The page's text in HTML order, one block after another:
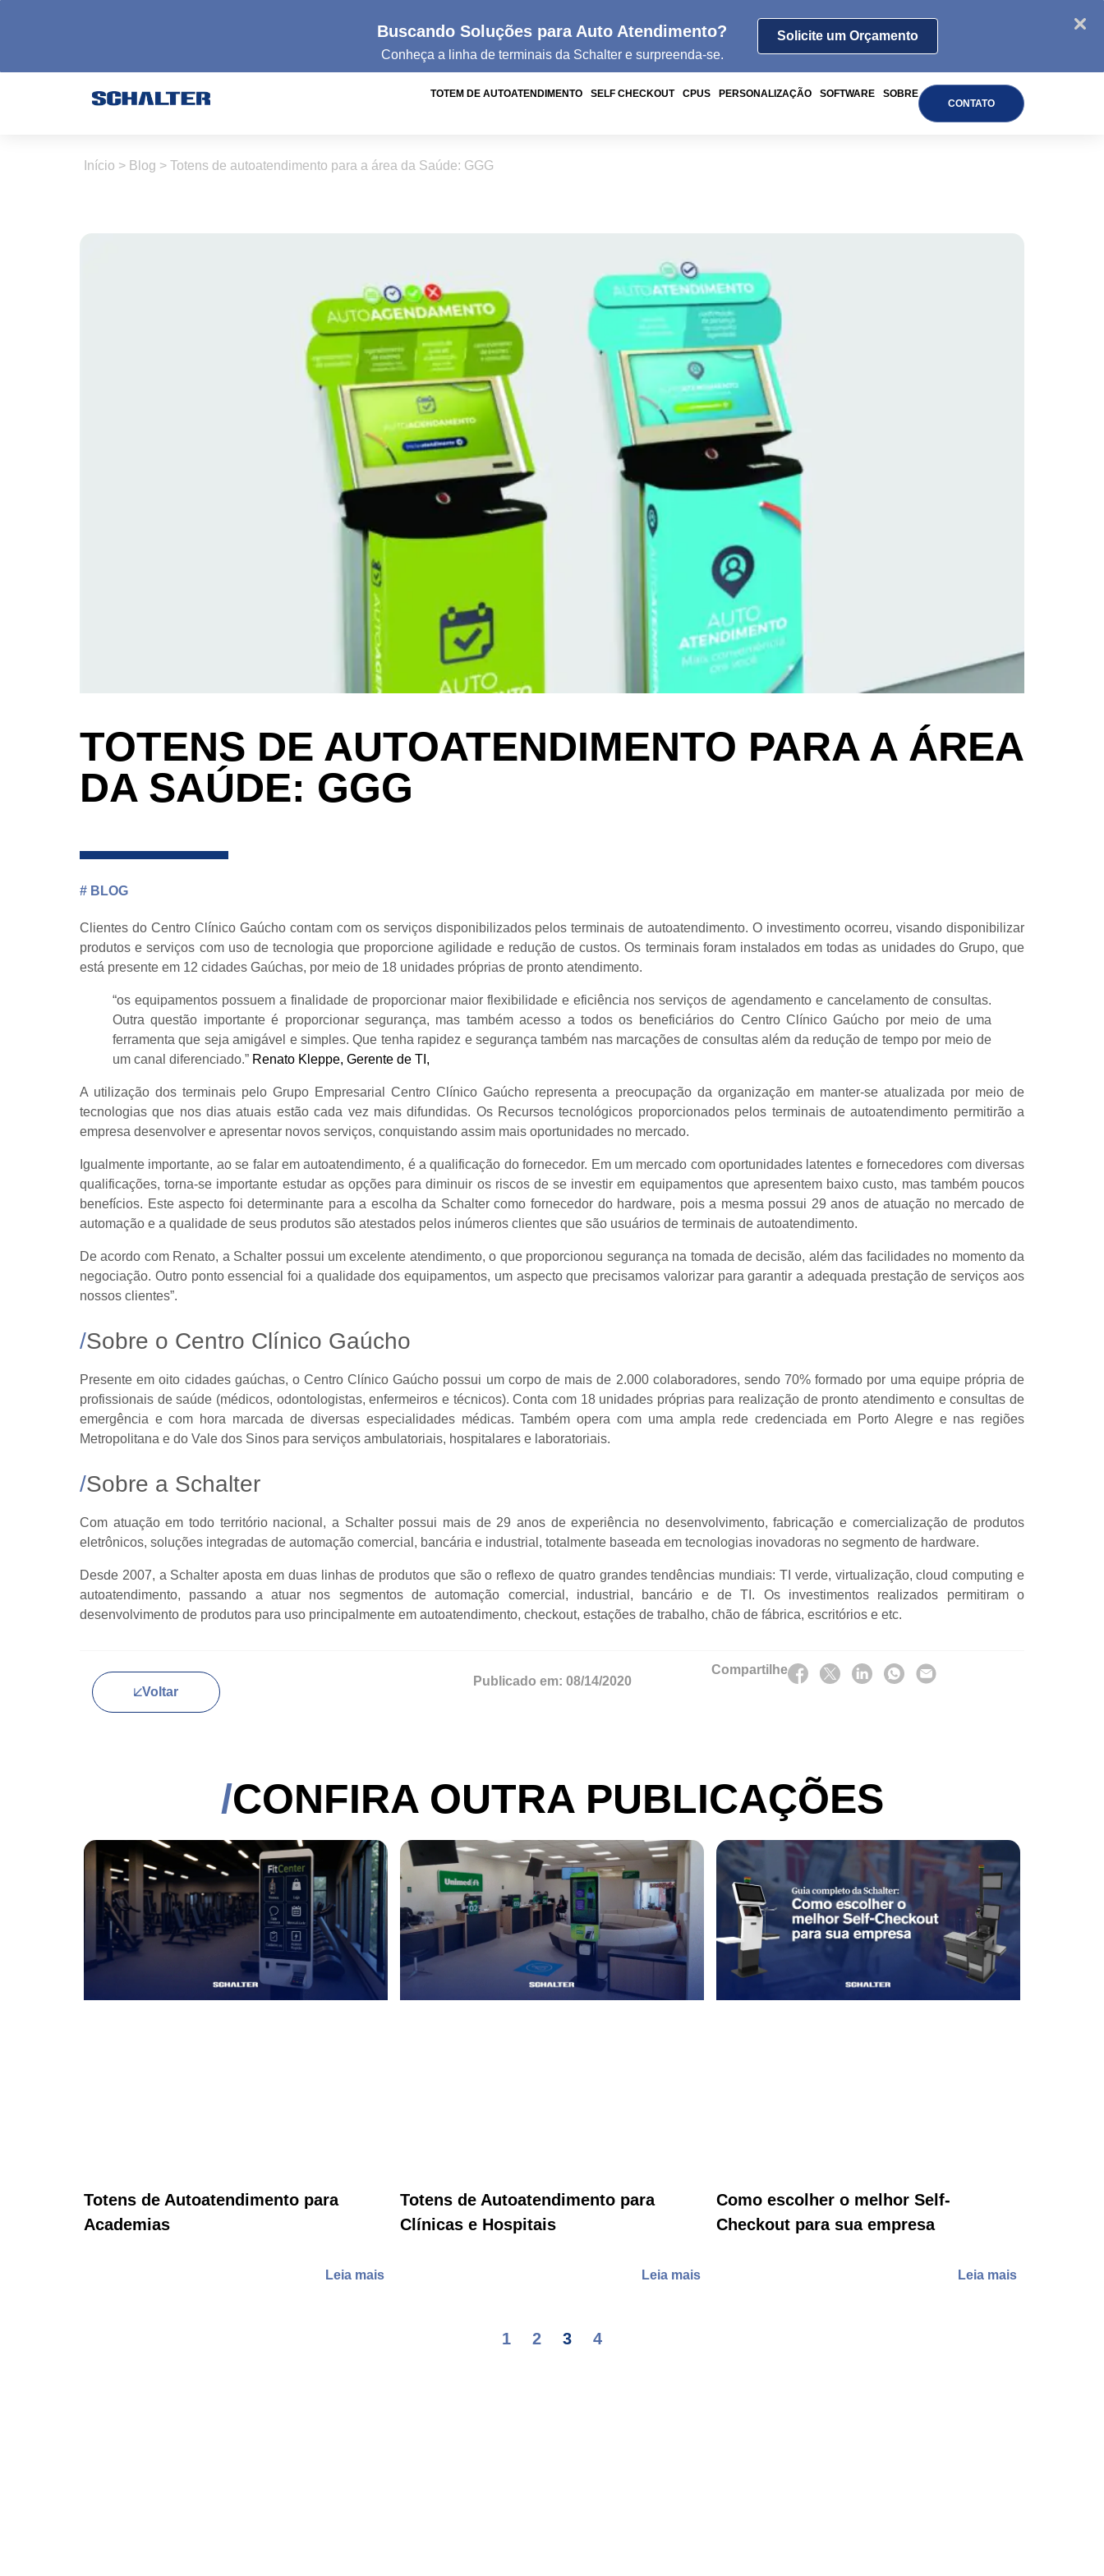
Buscando Soluções para Auto Atendimento?
Conheça a linha de terminais da Schalter e surpreenda-se.
Solicite um Orçamento
TOTEM DE AUTOATENDIMENTO SELF CHECKOUT CPUS PERSONALIZAÇÃO SOFTWARE
SOBRE
CONTATO
Início > Blog > Totens de autoatendimento para a área da Saúde: GGG
TOTENS DE AUTOATENDIMENTO PARA A ÁREA
DA SAÚDE: GGG
# BLOG
Clientes do Centro Clínico Gaúcho contam com os serviços disponibilizados pelos terminais de autoatendimento. O investimento ocorreu, visando disponibilizar
produtos e serviços com uso de tecnologia que proporcione agilidade e redução de custos. Os terminais foram instalados em todas as unidades do Grupo, que
está presente em 12 cidades Gaúchas, por meio de 18 unidades próprias de pronto atendimento.
“os equipamentos possuem a finalidade de proporcionar maior flexibilidade e eficiência nos serviços de agendamento e cancelamento de consultas.
Outra questão importante é proporcionar segurança, mas também acesso a todos os beneficiários do Centro Clínico Gaúcho por meio de uma
ferramenta que seja amigável e simples. Que tenha rapidez e segurança também nas marcações de consultas além da redução de tempo por meio de
um canal diferenciado.” Renato Kleppe, Gerente de TI,
A utilização dos terminais pelo Grupo Empresarial Centro Clínico Gaúcho representa a preocupação da organização em manter-se atualizada por meio de
tecnologias que nos dias atuais estão cada vez mais difundidas. Os Recursos tecnológicos proporcionados pelos terminais de autoatendimento permitirão a
empresa desenvolver e apresentar novos serviços, conquistando assim mais oportunidades no mercado.
Igualmente importante, ao se falar em autoatendimento, é a qualificação do fornecedor. Em um mercado com oportunidades latentes e fornecedores com diversas
qualificações, torna-se importante estudar as opções para diminuir os riscos de se investir em equipamentos que apresentem baixo custo, mas também poucos
benefícios. Este aspecto foi determinante para a escolha da Schalter como fornecedor do hardware, pois a mesma possui 29 anos de atuação no mercado de
automação e a qualidade de seus produtos são atestados pelos inúmeros clientes que são usuários de terminais de autoatendimento.
De acordo com Renato, a Schalter possui um excelente atendimento, o que proporcionou segurança na tomada de decisão, além das facilidades no momento da
negociação. Outro ponto essencial foi a qualidade dos equipamentos, um aspecto que precisamos valorizar para garantir a adequada prestação de serviços aos
nossos clientes”.
Sobre o Centro Clínico Gaúcho
Presente em oito cidades gaúchas, o Centro Clínico Gaúcho possui um corpo de mais de 2.000 colaboradores, sendo 70% formado por uma equipe própria de
profissionais de saúde (médicos, odontologistas, enfermeiros e técnicos). Conta com 18 unidades próprias para realização de pronto atendimento e consultas de
emergência e com hora marcada de diversas especialidades médicas. Também opera com uma ampla rede credenciada em Porto Alegre e nas regiões
Metropolitana e do Vale dos Sinos para serviços ambulatoriais, hospitalares e laboratoriais.
Sobre a Schalter
Com atuação em todo território nacional, a Schalter possui mais de 29 anos de experiência no desenvolvimento, fabricação e comercialização de produtos
eletrônicos, soluções integradas de automação comercial, bancária e industrial, totalmente baseada em tecnologias inovadoras no segmento de hardware.
Desde 2007, a Schalter aposta em duas linhas de produtos que são o reflexo de quatro grandes tendências mundiais: TI verde, virtualização, cloud computing e
autoatendimento, passando a atuar nos segmentos de automação comercial, industrial, bancário e de TI. Os investimentos realizados permitiram o
desenvolvimento de produtos para uso principalmente em autoatendimento, checkout, estações de trabalho, chão de fábrica, escritórios e etc.
Voltar
Publicado em: 08/14/2020
Compartilhe
CONFIRA OUTRA PUBLICAÇÕES
Totens de Autoatendimento para
Academias
Leia mais
Totens de Autoatendimento para
Clínicas e Hospitais
Leia mais
Como escolher o melhor Self-
Checkout para sua empresa
Leia mais
1 2 3 4